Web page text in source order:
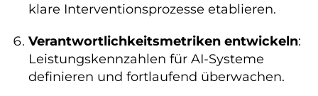
klare Interventionsprozesse etablieren.
Verantwortlichkeitsmetriken entwickeln:
Leistungskennzahlen für AI-Systeme
definieren und fortlaufend überwachen.